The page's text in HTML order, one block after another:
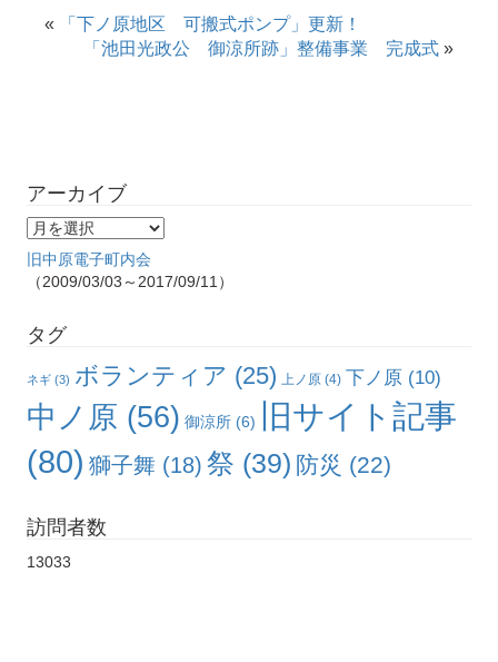
«
「下ノ原地区 可搬式ポンプ」更新！
「池田光政公 御涼所跡」整備事業 完成式 »
アーカイブ
旧中原電子町内会
（2009/03/03～2017/09/11）
タグ
ネギ (3) ボランティア (25) 上ノ原 (4) 下ノ原 (10)
中ノ原 (56) 御涼所 (6)
旧サイト記事
(80) 獅子舞 (18) 祭 (39) 防災 (22)
訪問者数
13033